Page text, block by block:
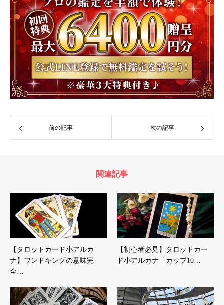
前の記事 次の記事
関連記事
【タロットカード小アルカ
ナ】ワンドキングの意味完
全…
【初心者必見】タロットカー
ド小アルカナ「カップ10…